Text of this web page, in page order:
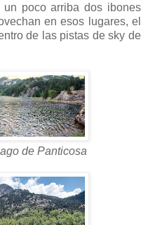
un poco arriba dos ibones
en esos lugares, el
de las pistas de sky de
de Panticosa